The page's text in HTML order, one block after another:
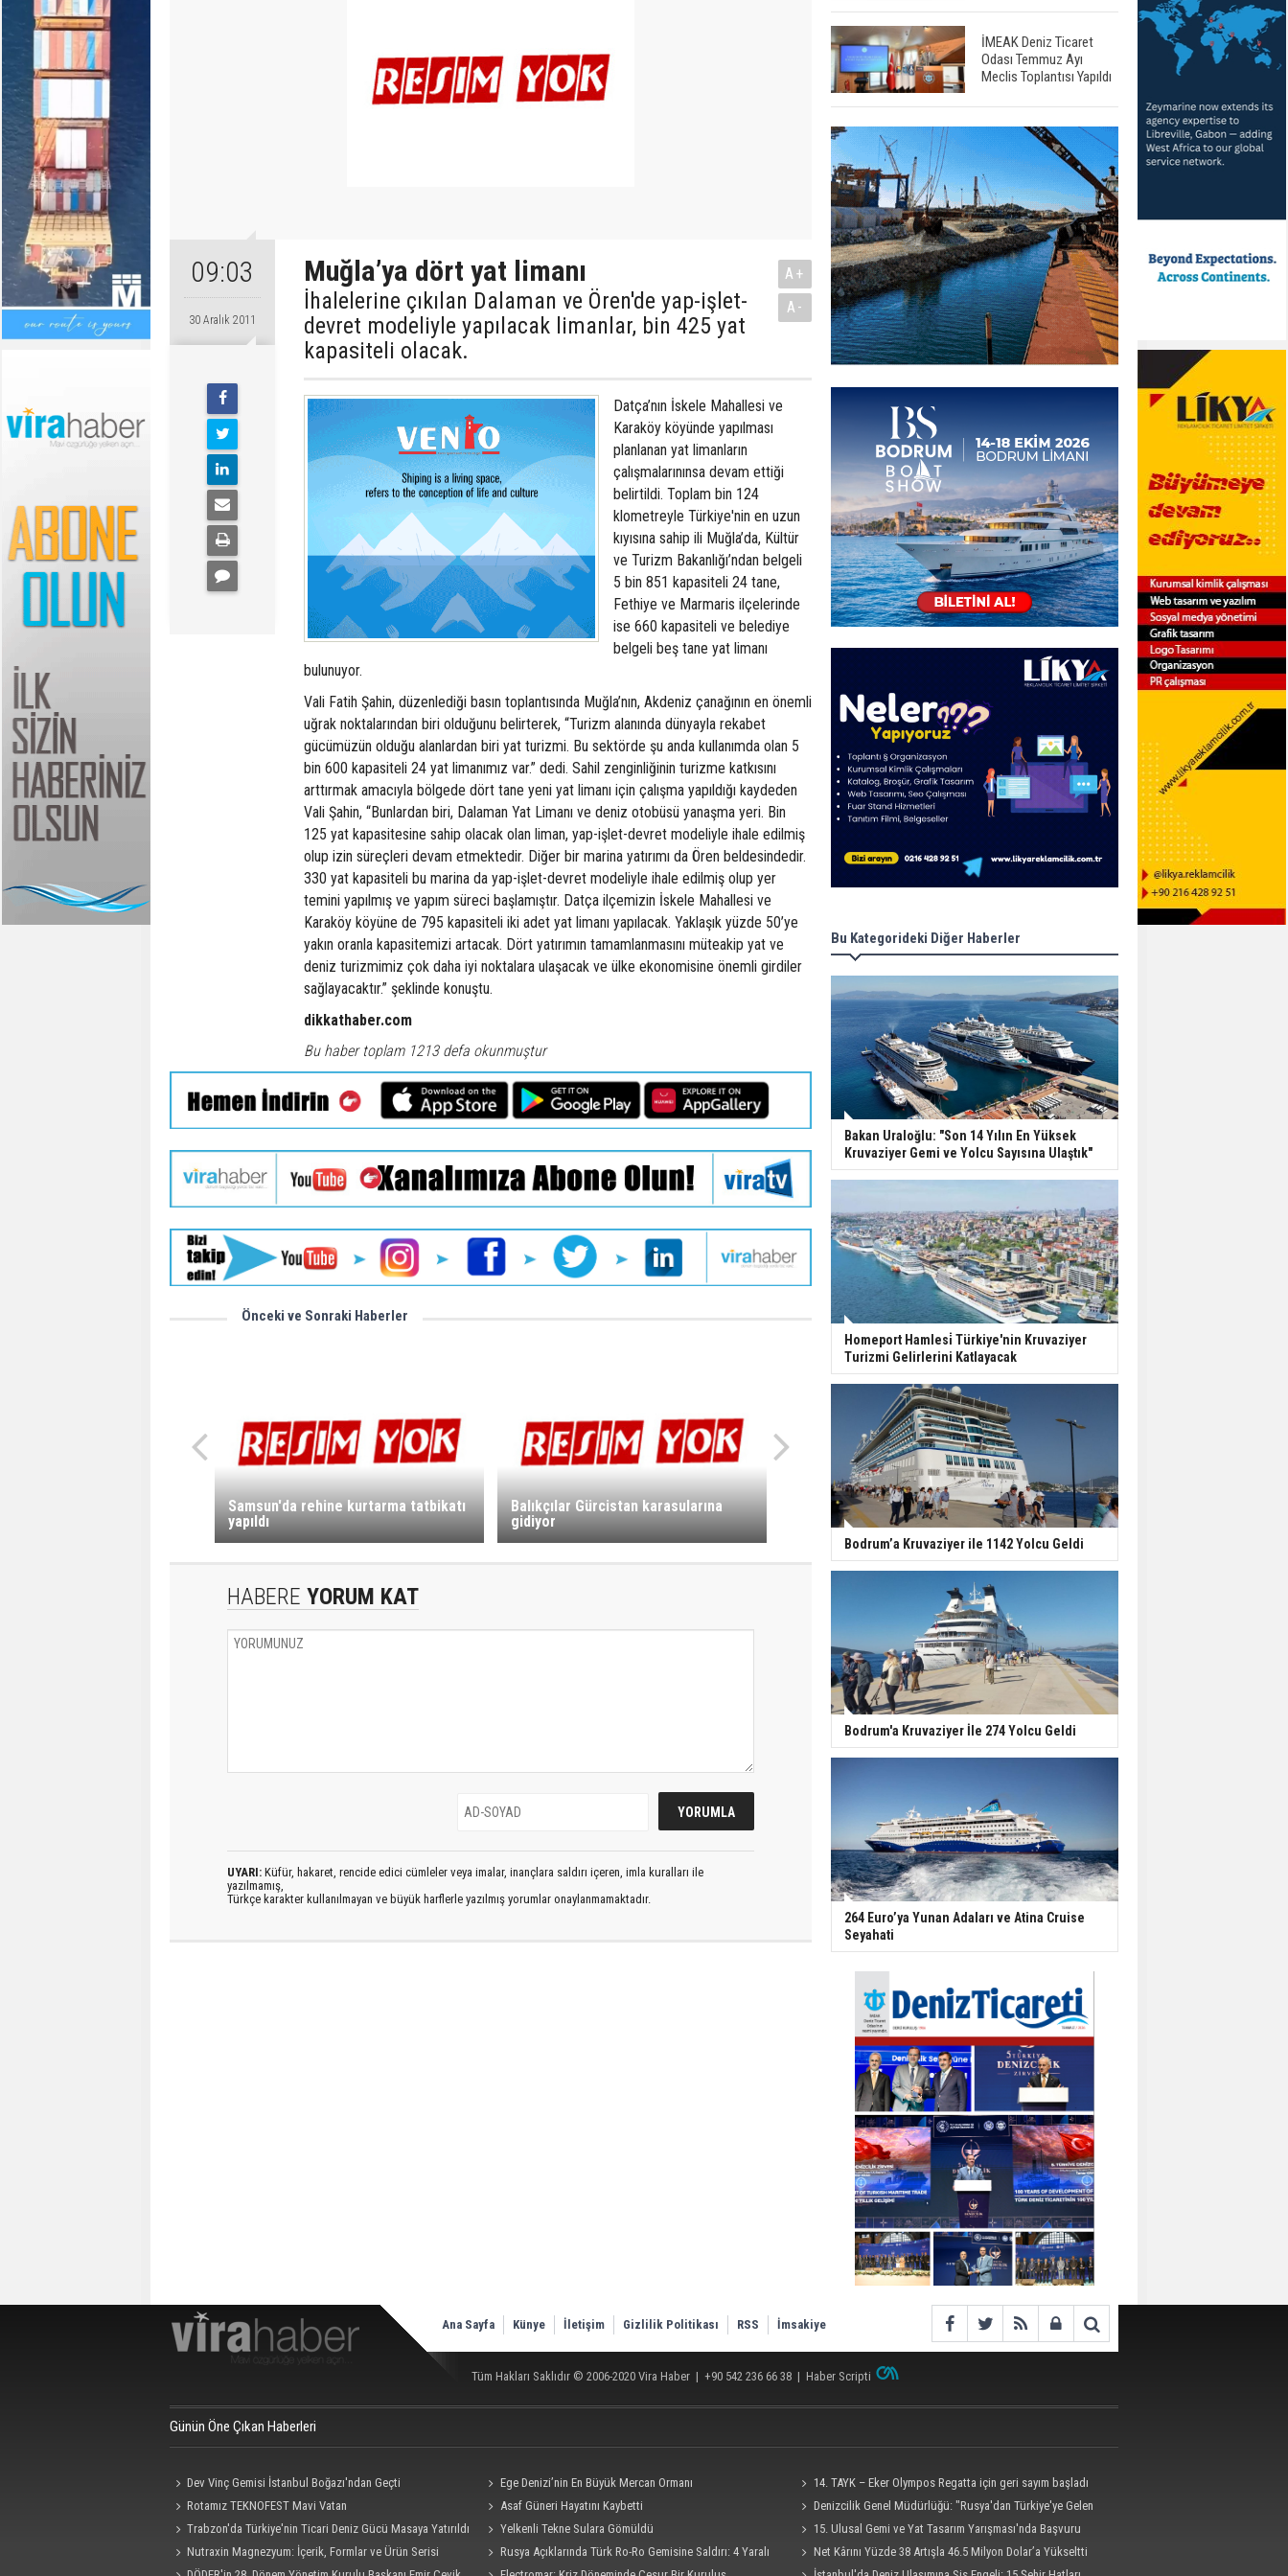
09:03
30 Aralık 2011
Muğla’ya dört yat limanı
İhalelerine çıkılan Dalaman ve Ören'de yap-işlet-
devret modeliyle yapılacak limanlar, bin 425 yat
kapasiteli olacak.
A+
A-
Datça’nın İskele Mahallesi ve
Karaköy köyünde yapılması
planlanan yat limanların
çalışmalarınınsa devam ettiği
belirtildi. Toplam bin 124
klometreyle Türkiye'nin en uzun
kıyısına sahip ili Muğla’da, Kültür
ve Turizm Bakanlığı’ndan belgeli
5 bin 851 kapasiteli 24 tane,
Fethiye ve Marmaris ilçelerinde
ise 660 kapasiteli ve belediye
belgeli beş tane yat limanı
bulunuyor.
Vali Fatih Şahin, düzenlediği basın toplantısında Muğla’nın, Akdeniz çanağının en önemli
uğrak noktalarından biri olduğunu belirterek, “Turizm alanında dünyayla rekabet
gücümüzün olduğu alanlardan biri yat turizmi. Bu sektörde şu anda kullanımda olan 5
bin 600 kapasiteli 24 yat limanımız var.” dedi. Sahil zenginliğinin turizme katkısını
arttırmak amacıyla bölgede dört tane yeni yat limanı için çalışma yapıldığı kaydeden
Vali Şahin, “Bunlardan biri, Dalaman Yat Limanı ve deniz otobüsü yanaşma yeri. Bin
125 yat kapasitesine sahip olacak olan liman, yap-işlet-devret modeliyle ihale edilmiş
olup izin süreçleri devam etmektedir. Diğer bir marina yatırımı da Ören beldesindedir.
330 yat kapasiteli bu marina da yap-işlet-devret modeliyle ihale edilmiş olup yer
temini yapılmış ve yapım süreci başlamıştır. Datça ilçemizin İskele Mahallesi ve
Karaköy köyüne de 795 kapasiteli iki adet yat limanı yapılacak. Yaklaşık yüzde 50’ye
yakın oranla kapasitemizi artacak. Dört yatırımın tamamlanmasını müteakip yat ve
deniz turizmimiz çok daha iyi noktalara ulaşacak ve ülke ekonomisine önemli girdiler
sağlayacaktır.” şeklinde konuştu.
dikkathaber.com
Bu haber toplam 1213 defa okunmuştur
Önceki ve Sonraki Haberler
Samsun'da rehine kurtarma tatbikatı
yapıldı
Balıkçılar Gürcistan karasularına
gidiyor
HABERE YORUM KAT
UYARI: Küfür, hakaret, rencide edici cümleler veya imalar, inançlara saldırı içeren, imla kuralları ile
yazılmamış,
Türkçe karakter kullanılmayan ve büyük harflerle yazılmış yorumlar onaylanmamaktadır.
İMEAK Deniz Ticaret
Odası Temmuz Ayı
Meclis Toplantısı Yapıldı
Bu Kategorideki Diğer Haberler
Bakan Uraloğlu: "Son 14 Yılın En Yüksek
Kruvaziyer Gemi ve Yolcu Sayısına Ulaştık"
Homeport Hamlesi̇ Türkiye'nin Kruvaziyer
Turizmi Gelirlerini Katlayacak
Bodrum’a Kruvaziyer ile 1142 Yolcu Geldi
Bodrum'a Kruvaziyer İle 274 Yolcu Geldi
264 Euro’ya Yunan Adaları ve Atina Cruise
Seyahati
Ana Sayfa Künye İletişim Gizlilik Politikası RSS İmsakiye
Tüm Hakları Saklıdır © 2006-2020 Vira Haber | +90 542 236 66 38 | Haber Scripti
Günün Öne Çıkan Haberleri
Dev Vinç Gemisi İstanbul Boğazı'ndan Geçti Ege Denizi’nin En Büyük Mercan Ormanı
14. TAYK – Eker Olympos Regatta için geri sayım başladı
Rotamız TEKNOFEST Mavi Vatan
Asaf Güneri Hayatını Kaybetti
Denizcilik Genel Müdürlüğü: "Rusya'dan Türkiye'ye Gelen
Ro-Ro Gemisi Dron Saldırısına Uğradı"
Trabzon'da Türkiye'nin Ticari Deniz Gücü Masaya Yatırıldı Yelkenli Tekne Sulara Gömüldü
15. Ulusal Gemi ve Yat Tasarım Yarışması'nda Başvuru
Süresi 4 Eylül'e Uzatıldı
Nutraxin Magnezyum: İçerik, Formlar ve Ürün Serisi
Rusya Açıklarında Türk Ro-Ro Gemisine Saldırı: 4 Yaralı
Net Kârını Yüzde 38 Artışla 46.5 Milyon Dolar’a Yükseltti